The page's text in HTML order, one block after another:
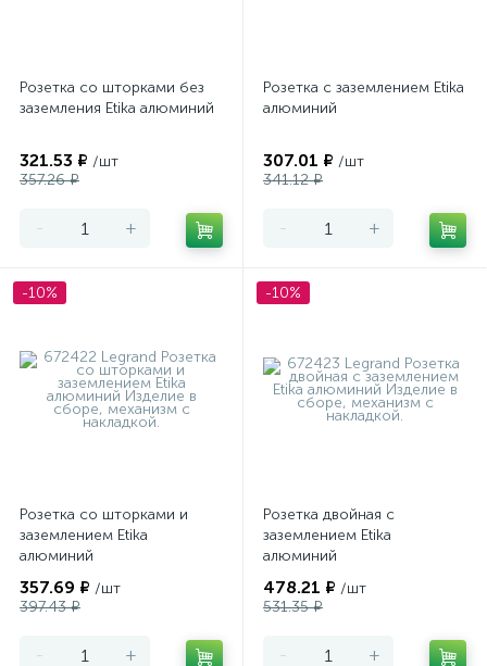
Розетка со шторками без
заземления Etika алюминий
321.53 ₽ /шт
357.26 ₽
- +
Розетка с заземлением Etika
алюминий
307.01 ₽ /шт
341.12 ₽
- +
-10%
Розетка со шторками и
заземлением Etika
алюминий
357.69 ₽ /шт
397.43 ₽
- +
-10%
Розетка двойная с
заземлением Etika
алюминий
478.21 ₽ /шт
531.35 ₽
- +